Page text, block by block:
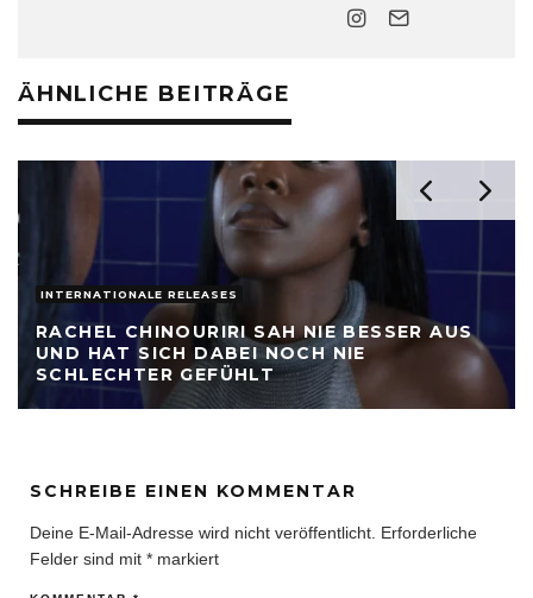
ÄHNLICHE BEITRÄGE
INTERNATIONALE RELEASES
RACHEL CHINOURIRI SAH NIE BESSER AUS
UND HAT SICH DABEI NOCH NIE
SCHLECHTER GEFÜHLT
SCHREIBE EINEN KOMMENTAR
Deine E-Mail-Adresse wird nicht veröffentlicht. Erforderliche
Felder sind mit * markiert